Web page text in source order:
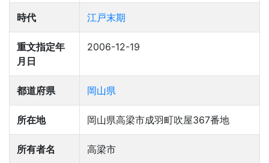
時代 江戸末期
重文指定年
月日
2006-12-19
都道府県 岡山県
所在地 岡山県高梁市成羽町吹屋367番地
所有者名 高梁市